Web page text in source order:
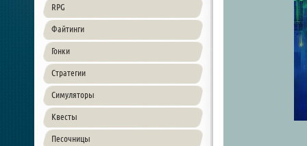
RPG
Файтинги
Гонки
Стратегии
Симуляторы
Квесты
Песочницы